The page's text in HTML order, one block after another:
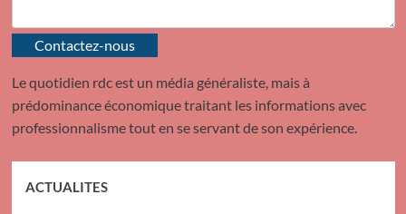
Contactez-nous
Le quotidien rdc est un média généraliste, mais à
prédominance économique traitant les informations avec
professionnalisme tout en se servant de son expérience.
ACTUALITES